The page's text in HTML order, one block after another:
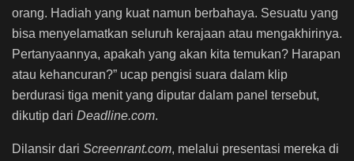
orang. Hadiah yang kuat namun berbahaya. Sesuatu yang
bisa menyelamatkan seluruh kerajaan atau mengakhirinya.
Pertanyaannya, apakah yang akan kita temukan? Harapan
atau kehancuran?” ucap pengisi suara dalam klip
berdurasi tiga menit yang diputar dalam panel tersebut,
dikutip dari Deadline.com.
Dilansir dari Screenrant.com, melalui presentasi mereka di